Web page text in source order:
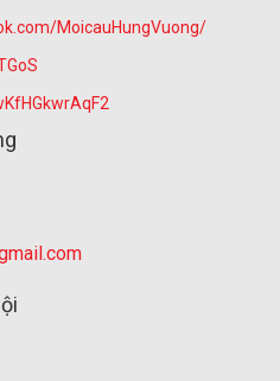
MoicauHungVuong/